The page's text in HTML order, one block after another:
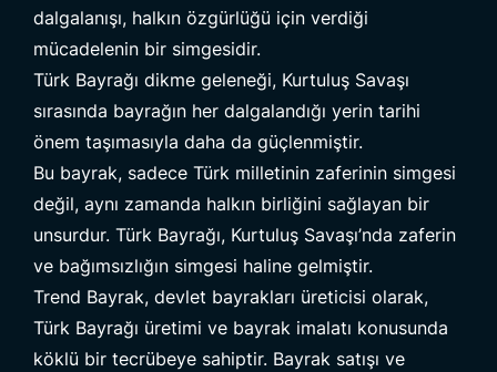
dalgalanışı, halkın özgürlüğü için verdiği
mücadelenin bir simgesidir.
Türk Bayrağı dikme geleneği, Kurtuluş Savaşı
sırasında bayrağın her dalgalandığı yerin tarihi
önem taşımasıyla daha da güçlenmiştir.
Bu bayrak, sadece Türk milletinin zaferinin simgesi
değil, aynı zamanda halkın birliğini sağlayan bir
unsurdur. Türk Bayrağı, Kurtuluş Savaşı’nda zaferin
ve bağımsızlığın simgesi haline gelmiştir.
Trend Bayrak, devlet bayrakları üreticisi olarak,
Türk Bayrağı üretimi ve bayrak imalatı konusunda
köklü bir tecrübeye sahiptir. Bayrak satışı ve